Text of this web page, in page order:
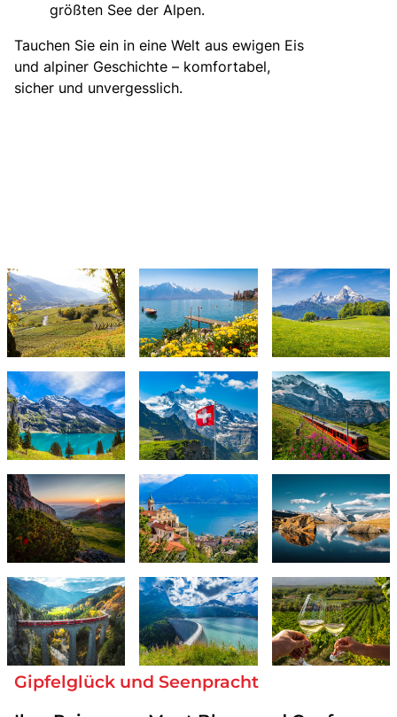
größten See der Alpen.
Tauchen Sie ein in eine Welt aus ewigen Eis
und alpiner Geschichte – komfortabel,
sicher und unvergesslich.
Gipfelglück und Seenpracht